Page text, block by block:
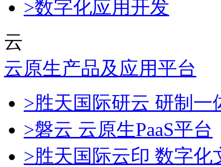
>数字化应用开发
云
云原生产品及应用平台
>胜天国际研云 研制
>磐云 云原生PaaS平台
>胜天国际云印 数字化